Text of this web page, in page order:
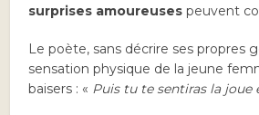
surprises amoureusespeuvent
Le poète, sans décrire ses propres
sensation physique de la jeune
baisers : « Puis tu te sentiras la